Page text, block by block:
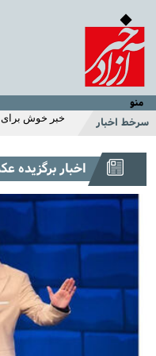
منو
سرخط اخبار
افزایش حقوق
متناسب سازی
خبر خوش برای
خانوارها |
وضعیت دهک
این شرط |
هفته | این
تومانی از این
خبر غافلگیر
یارانه ۱ میلیون تومانی فجرانه
قول عجیب جواد
مارادونا بعد
عکس منوچهر
اخبار برگزیده